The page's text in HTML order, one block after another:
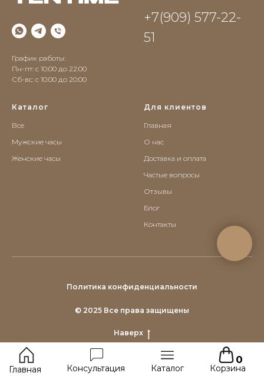
График работы:
Пн-пт: с 10:00 до 22:00
Сб-вс: c 10:00 до 20:00
+7(909) 577-22-
51
Каталог
Все
Мужские часы
Женские часы
Для клиентов
Главная
О нас
Доставка и оплата
Частые вопросы
Отзывы
Блог
Контакты
Политика конфиденциальности
© 2025 Все права защищены
Наверх